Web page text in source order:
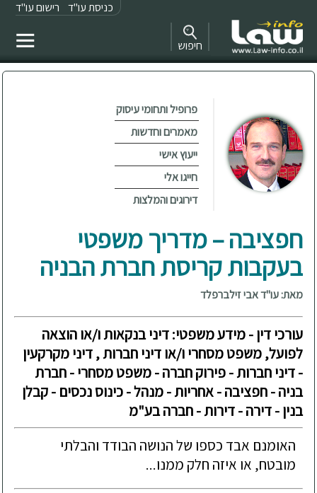
כניסת עו"ד רישום עו"ד
חיפוש
פרופיל ותחומי עיסוק
מאמרים וחדשות
ייעוץ אישי
חייגו אלי
דירוגים והמלצות
חפציבה – מדריך משפטי
בעקבות קריסת חברת הבניה
מאת: עו"ד אבי זילברפלד
עורכי דין - מידע משפטי: דיני בנקאות ו/או הוצאה
לפועל, משפט מסחרי ו/או דיני חברות , דיני מקרקעין
- דיני חברות - פירוק חברה - משפט מסחרי - חברת
בניה - חפציבה - אחריות - מנהל - כינוס נכסים - קבלן
בנין - דירה - דירות - חברה בע"מ
האומנם אבד כספו של הנושה הבודד והבלתי
מובטח, או איזה חלק ממנו...